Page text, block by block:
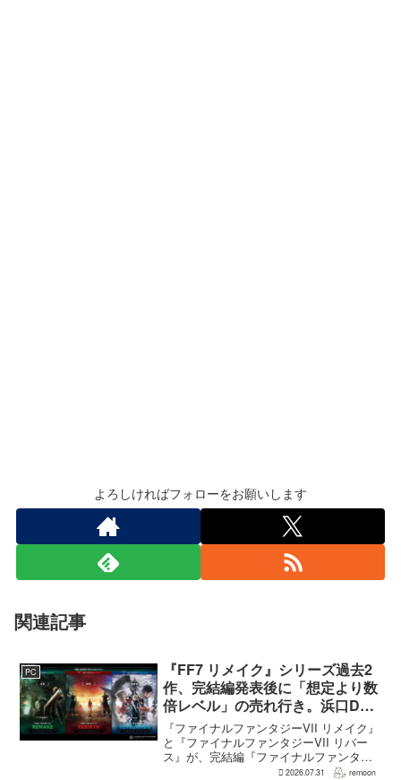
よろしければフォローをお願いします
関連記事
PC
『FF7 リメイク』シリーズ過去2
作、完結編発表後に「想定より数
倍レベル」の売れ行き。浜口Dが
明かす
『ファイナルファンタジーVII リメイク』
と『ファイナルファンタジーVII リバー
ス』が、完結編『ファイナルファンタジ
ーVII リベレーション』の発表後、「我々
2026.07.31 remoon